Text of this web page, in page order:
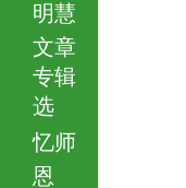
明慧
文章
专辑
选
忆师
恩